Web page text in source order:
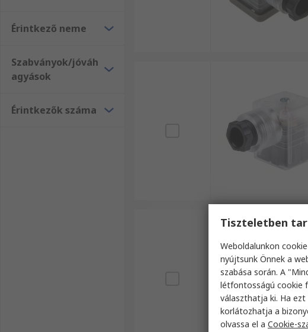
Érintkező neme
Szabványok/jóváh
agyások
Érintkezők száma
Tiszteletben
Weboldalunkon
nyújtsunk Önnek a
szabása során. A
létfontosságú cookie
választhatja ki. Ha
korlátozhatja a
olvassa el a Cookie-